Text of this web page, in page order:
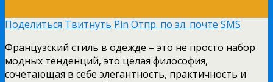
Поделиться Твитнуть Pin Отпр. по эл. почте SMS
Французский стиль в одежде – это не просто набор
модных тенденций, это целая философия,
сочетающая в себе элегантность, практичность и